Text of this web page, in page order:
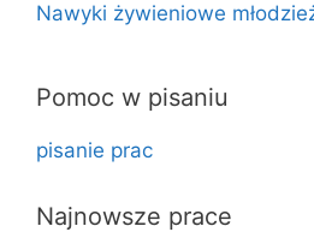
Nawyki żywieniowe
Pomoc w pisaniu
pisanie prac
Najnowsze prace